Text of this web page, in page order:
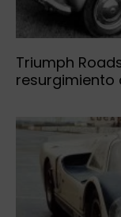
Triumph
resurgimiento